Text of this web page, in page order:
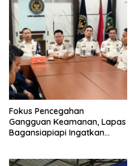
Fokus Pencegahan
Gangguan Keamanan, Lapas
Bagansiapiapi Ingatkan